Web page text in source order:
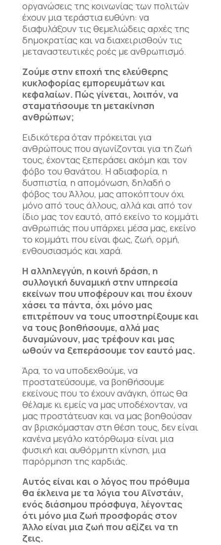
οργανώσεις της κοινωνίας των πολιτών
έχουν μια τεράστια ευθύνη: να
διαφυλάξουν τις θεμελιώδεις αρχές της
δημοκρατίας και να διαχειρισθούν τις
μεταναστευτικές ροές με ανθρωπισμό.
Ζούμε στην εποχή της ελεύθερης
κυκλοφορίας εμπορευμάτων και
κεφαλαίων. Πώς γίνεται, λοιπόν, να
σταματήσουμε τη μετακίνηση
ανθρώπων;
Ειδικότερα όταν πρόκειται για
ανθρώπους που αγωνίζονται για τη ζωή
τους, έχοντας ξεπεράσει ακόμη και τον
φόβο του θανάτου. Η αδιαφορία, η
δυσπιστία, η απομόνωση, δηλαδή ο
φόβος του Άλλου, μας αποκόπτουν όχι
μόνο από τους άλλους, αλλά και από τον
ίδιο μας τον εαυτό, από εκείνο το κομμάτι
ανθρωπιάς που υπάρχει μέσα μας, εκείνο
το κομμάτι που είναι φως, ζωή, ορμή,
ενθουσιασμός και χαρά.
Η αλληλεγγύη, η κοινή δράση, η
συλλογική δυναμική στην υπηρεσία
εκείνων που υποφέρουν και που έχουν
χάσει τα πάντα, όχι μόνο μας
επιτρέπουν να τους υποστηρίξουμε και
να τους βοηθήσουμε, αλλά μας
δυναμώνουν, μας τρέφουν και μας
ωθούν να ξεπεράσουμε τον εαυτό μας.
Άρα, το να υποδεχθούμε, να
προστατεύσουμε, να βοηθήσουμε
εκείνους που το έχουν ανάγκη, όπως θα
θέλαμε κι εμείς να μας υποδέχονταν, να
μας προστάτευαν και να μας βοηθούσαν
αν βρισκόμασταν στη θέση τους, δεν είναι
κανένα μεγάλο κατόρθωμα· είναι μια
φυσική και αυθόρμητη κίνηση, μια
παρόρμηση της καρδιάς.
Αυτός είναι και ο λόγος που πρόθυμα
θα έκλεινα με τα λόγια του Αϊνστάιν,
ενός διάσημου πρόσφυγα, λέγοντας
ότι μόνο μια ζωή προσφοράς στον
Άλλο είναι μια ζωή που αξίζει να τη
ζεις.